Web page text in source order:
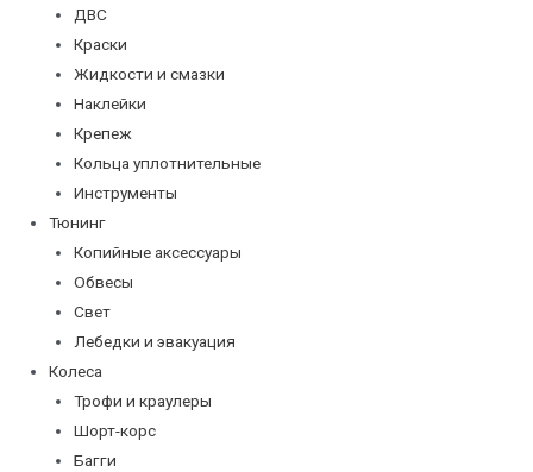
ДВС
Краски
Жидкости и смазки
Наклейки
Крепеж
Кольца уплотнительные
Инструменты
Тюнинг
Копийные аксессуары
Обвесы
Свет
Лебедки и эвакуация
Колеса
Трофи и краулеры
Шорт-корс
Багги